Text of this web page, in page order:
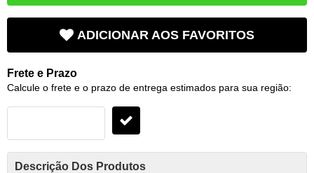
ADICIONAR AOS FAVORITOS
Frete e Prazo
Calcule o frete e o prazo de entrega estimados para sua região:
Descrição Dos Produtos